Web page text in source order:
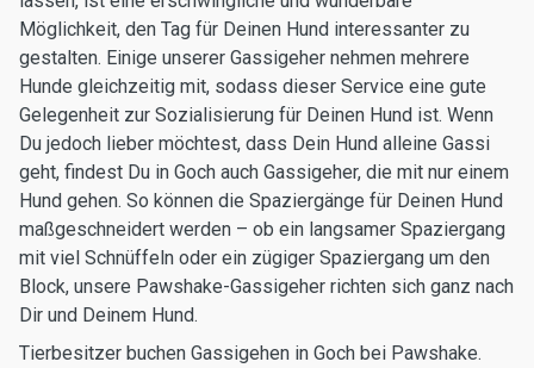
Möglichkeit, den Tag für Deinen Hund interessanter zu
gestalten. Einige unserer Gassigeher nehmen mehrere
Hunde gleichzeitig mit, sodass dieser Service eine gute
Gelegenheit zur Sozialisierung für Deinen Hund ist. Wenn
Du jedoch lieber möchtest, dass Dein Hund alleine Gassi
geht, findest Du in Goch auch Gassigeher, die mit nur einem
Hund gehen. So können die Spaziergänge für Deinen Hund
maßgeschneidert werden – ob ein langsamer Spaziergang
mit viel Schnüffeln oder ein zügiger Spaziergang um den
Block, unsere Pawshake-Gassigeher richten sich ganz nach
Dir und Deinem Hund.
Tierbesitzer buchen Gassigehen in Goch bei Pawshake.